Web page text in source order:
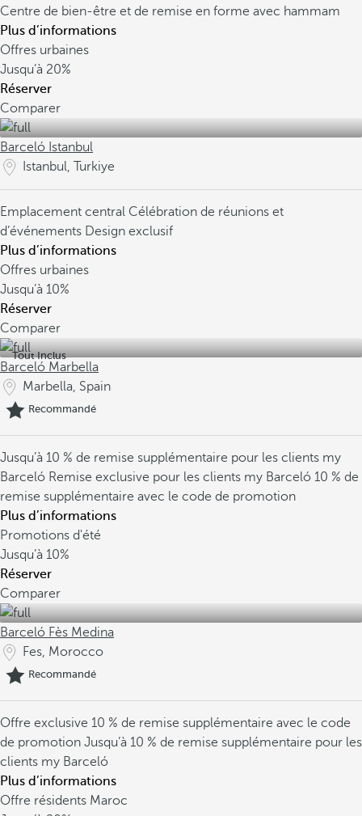
Centre de bien-être et de remise en forme avec hammam
Plus d’informations
Offres urbaines
Jusqu’à 20%
Réserver
Comparer
Barceló Istanbul
Istanbul, Turkiye
Emplacement central Célébration de réunions et
d’événements Design exclusif
Plus d’informations
Offres urbaines
Jusqu’à 10%
Réserver
Comparer
Tout Inclus
Barceló Marbella
Marbella, Spain
Recommandé
Jusqu’à 10 % de remise supplémentaire pour les clients my
Barceló Remise exclusive pour les clients my Barceló 10 % de
remise supplémentaire avec le code de promotion
Plus d’informations
Promotions d'été
Jusqu’à 10%
Réserver
Comparer
Barceló Fès Medina
Fes, Morocco
Recommandé
Offre exclusive 10 % de remise supplémentaire avec le code
de promotion Jusqu’à 10 % de remise supplémentaire pour les
clients my Barceló
Plus d’informations
Offre résidents Maroc